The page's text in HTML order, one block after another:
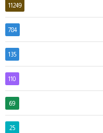
11249
784
135
110
69
25